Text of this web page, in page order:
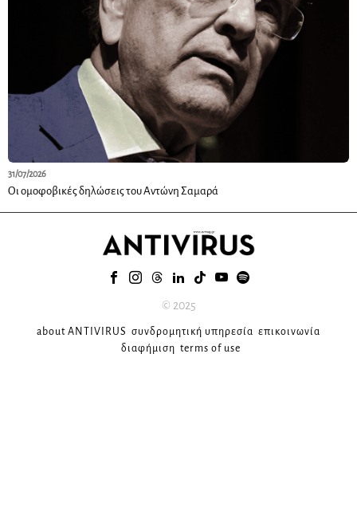
31/07/2026
Οι ομοφοβικές δηλώσεις του Αντώνη Σαμαρά
© 2025
about ANTIVIRUS συνδρομητική υπηρεσία επικοινωνία
διαφήμιση terms of use